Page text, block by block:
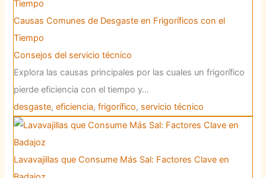
Causas Comunes de Desgaste en Frigoríficos con el
Tiempo
Consejos del servicio técnico
Explora las causas principales por las cuales un frigorífico
pierde eficiencia con el tiempo y…
desgaste,eficiencia,frigorífico, servicio técnico
Lavavajillas que Consume Más Sal: Factores Clave en